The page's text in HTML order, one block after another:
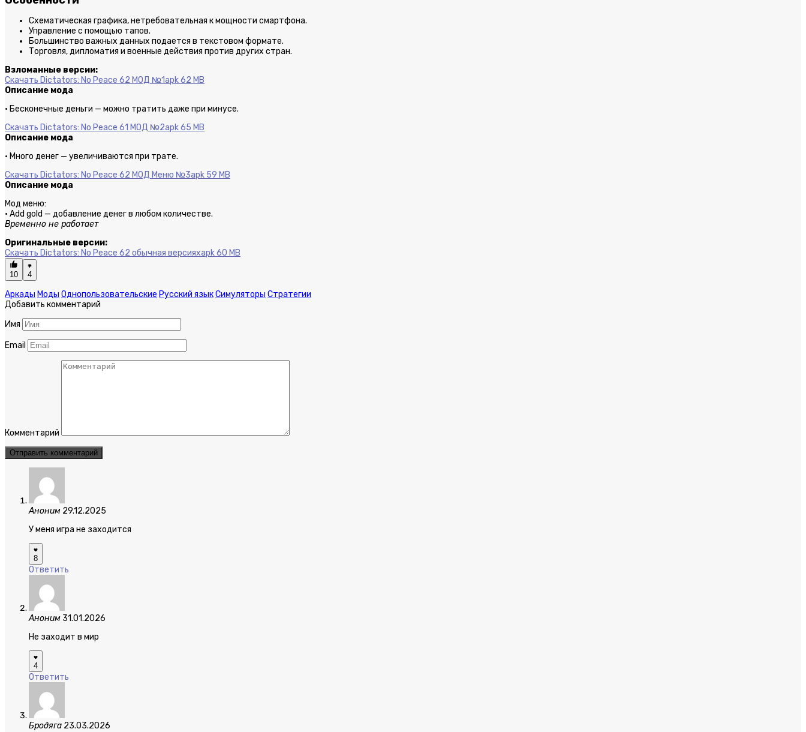
Схематическая графика, нетребовательная к мощности смартфона.
Управление с помощью тапов.
Большинство важных данных подается в текстовом формате.
Торговля, дипломатия и военные действия против других стран.
Взломанные версии:
Скачать Dictators: No Peace 62 МОД №1apk 62 MB
Описание мода
· Бесконечные деньги — можно тратить даже при минусе.
Скачать Dictators: No Peace 61 МОД №2apk 65 MB
Описание мода
· Много денег — увеличиваются при трате.
Скачать Dictators: No Peace 62 МОД Меню №3apk 59 MB
Описание мода
Мод меню:
· Add gold — добавление денег в любом количестве.
Временно не работает
Оригинальные версии:
Скачать Dictators: No Peace 62 обычная версияxapk 60 MB
10 4
Аркады Моды Однопользовательские Русский языкСимуляторы Стратегии
Добавить комментарий
Имя
Email
Комментарий
Аноним 29.12.2025
У меня игра не заходится
8
Ответить
Аноним 31.01.2026
Не заходит в мир
4
Ответить
Бродяга 23.03.2026